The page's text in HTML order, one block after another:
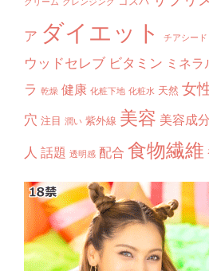
ア ダイエット チアシード
ウッドセレブ ビタミン ミネラ
ラ 乾燥 健康 化粧下地 化粧水 天然 女
穴 注目 潤い 紫外線 美容 美容成分
人 話題 透明感 配合 食物繊維